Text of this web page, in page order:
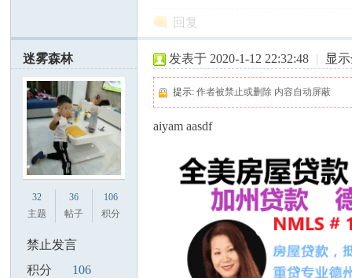
回复
迷雾森林
32
主题
36
帖子
106
积分
禁止发言
积分
106
发表于 2020-1-12 22:32:48 | 显
提示:作者被禁止或删除 内容自动屏蔽
aiyam aasdf